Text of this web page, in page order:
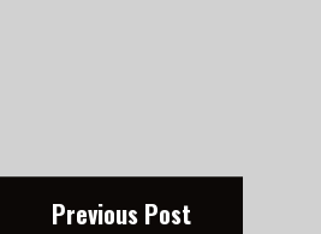
Previous Post